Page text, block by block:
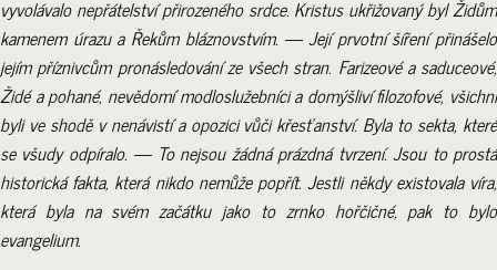
vyvolávalo nepřátelství přirozeného srdce. Kristus ukřižovaný byl Židům
kamenem úrazu a Řekům bláznovstvím. — Její prvotní šíření přinášelo
jejím příznivcům pronásledování ze všech stran. Farizeové a saduceové,
Židé a pohané, nevědomí modloslužebníci a domýšliví filozofové, všichni
byli ve shodě v nenávistí a opozici vůči křesťanství. Byla to sekta, které
se všudy odpíralo. — To nejsou žádná prázdná tvrzení. Jsou to prostá
historická fakta, která nikdo nemůže popřít. Jestli někdy existovala víra,
která byla na svém začátku jako to zrnko hořčičné, pak to bylo
evangelium.